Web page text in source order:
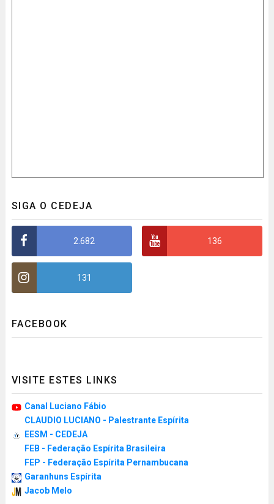
SIGA O CEDEJA
2.682 136
131
FACEBOOK
VISITE ESTES LINKS
Canal Luciano Fábio
CLAUDIO LUCIANO - Palestrante Espírita
EESM - CEDEJA
FEB - Federação Espírita Brasileira
FEP - Federação Espírita Pernambucana
Garanhuns Espírita
Jacob Melo